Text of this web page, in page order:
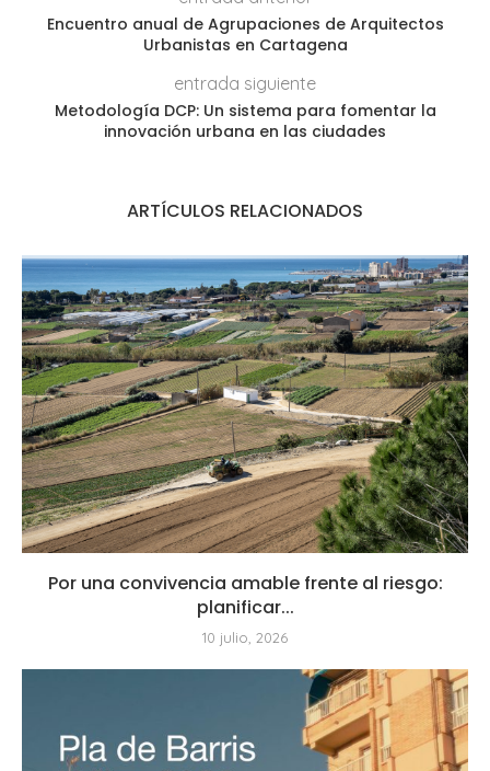
Encuentro anual de Agrupaciones de Arquitectos
Urbanistas en Cartagena
entrada siguiente
Metodología DCP: Un sistema para fomentar la
innovación urbana en las ciudades
ARTÍCULOS RELACIONADOS
Por una convivencia amable frente al riesgo:
planificar...
10 julio, 2026